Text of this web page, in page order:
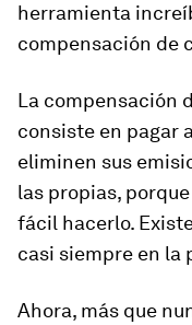
herramienta
compensación de
La compensación
consiste en pagar
eliminen sus
las propias,
fácil hacerlo.
casi siempre en la
Ahora, más que